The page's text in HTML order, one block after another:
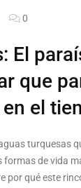
0
El
que
el
turquesas
de vida
por qué este